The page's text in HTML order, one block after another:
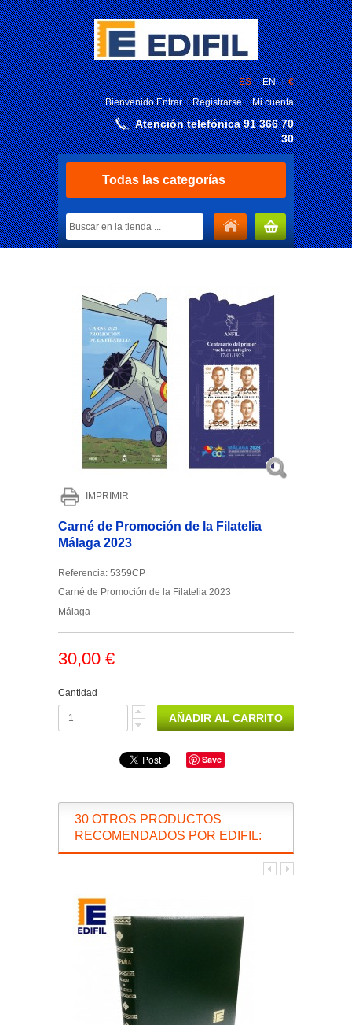
€
ES
EN
BienvenidoEntrar Registrarse Mi cuenta
Atención telefónica 91 366 70
30
Todas las categorías
MI CARRITO
IMPRIMIR
Carné de Promoción de la Filatelia
Málaga 2023
Referencia: 5359CP
Carné de Promoción de la Filatelia 2023
Málaga
30,00 €
Cantidad
Save
30 OTROS PRODUCTOS
RECOMENDADOS POR EDIFIL: